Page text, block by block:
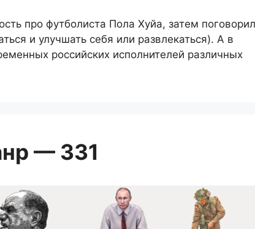
про футболиста Пола Хуйа, затем
и улучшать себя или развлекаться). А в
российских исполнителей различных
— 331